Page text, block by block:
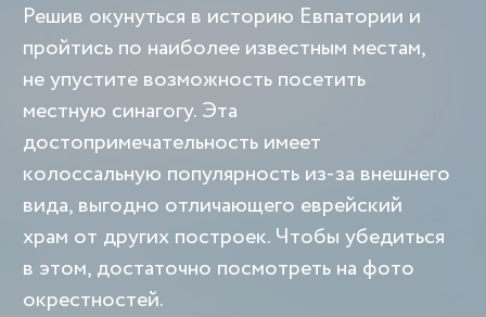
Решив окунуться в историю Евпатории и
пройтись по наиболее известным местам,
не упустите возможность посетить
местную синагогу. Эта
достопримечательность имеет
колоссальную популярность из-за внешнего
вида, выгодно отличающего еврейский
храм от других построек. Чтобы убедиться
в этом, достаточно посмотреть на фото
окрестностей.